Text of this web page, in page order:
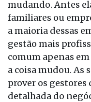
mudando. Antes
familiares ou
a maioria dessas
gestão mais
comum apenas
a coisa mudou. As
prover os gestores
detalhada do